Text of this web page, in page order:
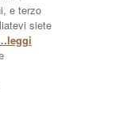
e terzo
siete